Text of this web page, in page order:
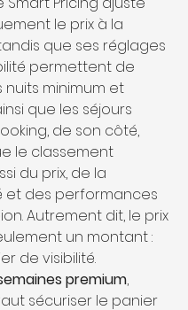
le prix à la
que ses réglages
permettent de
nuits minimum et
que les séjours
de son côté,
le classement
du prix, de la
et des performances
Autrement dit, le prix
un montant :
de visibilité.
premium,
sécuriser le panier